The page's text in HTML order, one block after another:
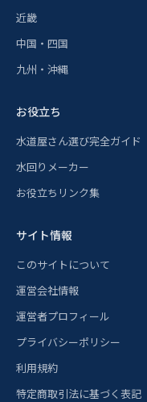
近畿
中国・四国
九州・沖縄
お役立ち
水道屋さん選び完全ガイド
水回りメーカー
お役立ちリンク集
サイト情報
このサイトについて
運営会社情報
運営者プロフィール
プライバシーポリシー
利用規約
特定商取引法に基づく表記